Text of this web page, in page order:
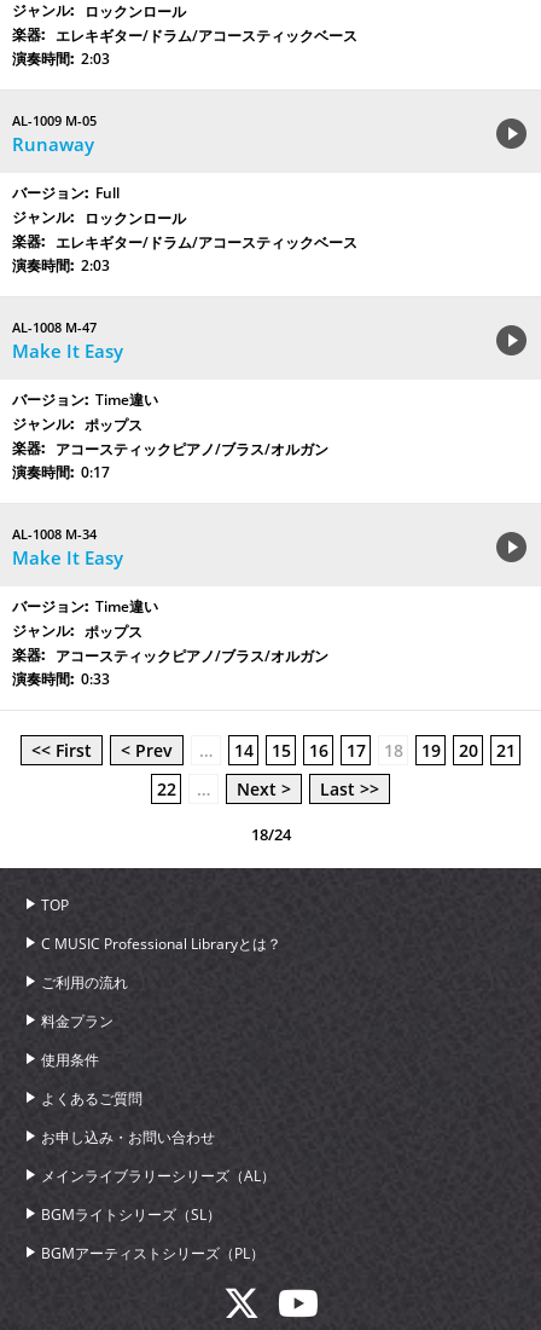
ロックンロール
エレキギター/ドラム/アコースティックベース
2:03
AL-1009 M-05
Runaway
Full
ロックンロール
エレキギター/ドラム/アコースティックベース
2:03
AL-1008 M-47
Make It Easy
Time違い
ポップス
アコースティックピアノ/ブラス/オルガン
0:17
AL-1008 M-34
Make It Easy
Time違い
ポップス
アコースティックピアノ/ブラス/オルガン
0:33
<< First < Prev … 14 15 16 17 18 19 20
21
22
… Next > Last >>
18/24
TOP
C MUSIC Professional Libraryとは？
ご利用の流れ
料金プラン
使用条件
よくあるご質問
お申し込み・お問い合わせ
メインライブラリーシリーズ（AL）
BGMライトシリーズ（SL）
BGMアーティストシリーズ（PL）